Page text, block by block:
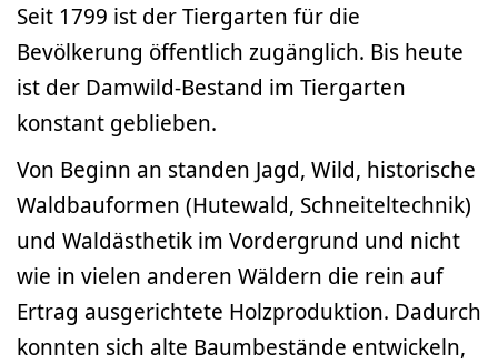
Seit 1799 ist der Tiergarten für die
Bevölkerung öffentlich zugänglich. Bis heute
ist der Damwild-Bestand im Tiergarten
konstant geblieben.
Von Beginn an standen Jagd, Wild, historische
Waldbauformen (Hutewald, Schneiteltechnik)
und Waldästhetik im Vordergrund und nicht
wie in vielen anderen Wäldern die rein auf
Ertrag ausgerichtete Holzproduktion. Dadurch
konnten sich alte Baumbestände entwickeln,